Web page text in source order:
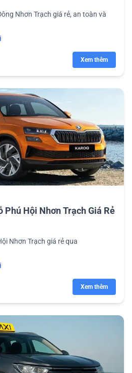
Nhơn Trạch giá rẻ, an toàn và
Xem thêm
Phú Hội Nhơn Trạch Giá Rẻ
Nhơn Trạch giá rẻ qua
Xem thêm